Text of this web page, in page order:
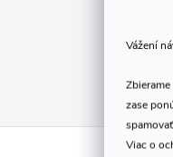
Vážení
Zbierame
zase
Viac o